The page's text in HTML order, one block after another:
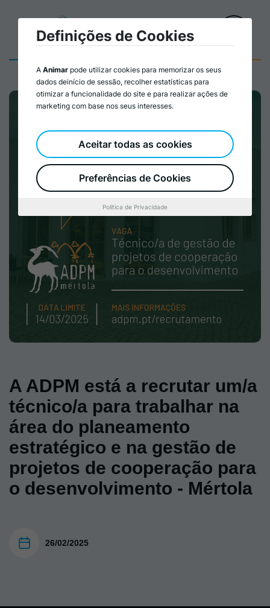
A ADPM está a recrutar um/a
técnico/a para trabalhar na
área do planeamento
estratégico e na gestão de
projetos de cooperação para
o desenvolvimento - Mértola
26/02/2025
Definições de Cookies
A Animar pode utilizar cookies para memorizar os seus
dados deinício de sessão, recolher estatísticas para
otimizar a funcionalidade do site e para realizar ações de
marketing com base nos seus interesses.
Preferências de Cookies
Aceitar todas as cookies
Política de Privacidade